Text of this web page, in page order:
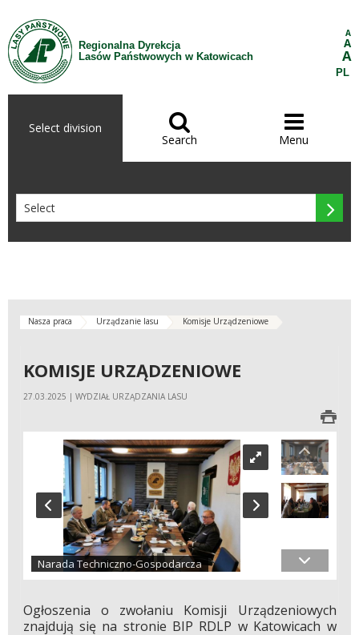
Skip to Content
Regionalna Dyrekcja
Lasów Państwowych w Katowicach
A
A
A
PL
Select division 
Search

Menu

Nasza praca Urządzanie lasu Komisje Urządzeniowe
KOMISJE URZĄDZENIOWE
27.03.2025 | WYDZIAŁ URZĄDZANIA LASU
Narada Techniczno-Gospodarcza
Ogłoszenia o zwołaniu Komisji Urządzeniowych
znajdują się na stronie BIP RDLP w Katowicach w